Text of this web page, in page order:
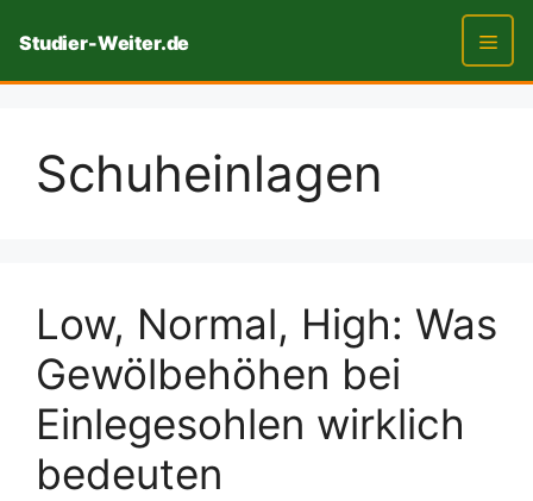
Inhalt
Studier-Weiter.de
Menü
Schuheinlagen
Low, Normal, High: Was
Gewölbehöhen bei
Einlegesohlen wirklich
bedeuten